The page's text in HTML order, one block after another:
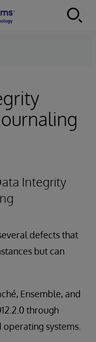
Integrity
defects that
but can
Ensemble, and
through
systems.